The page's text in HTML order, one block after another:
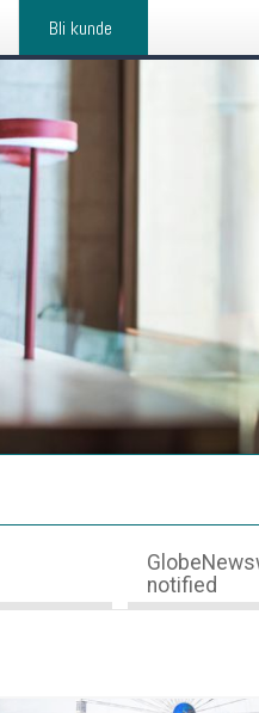
Bli kunde
notified